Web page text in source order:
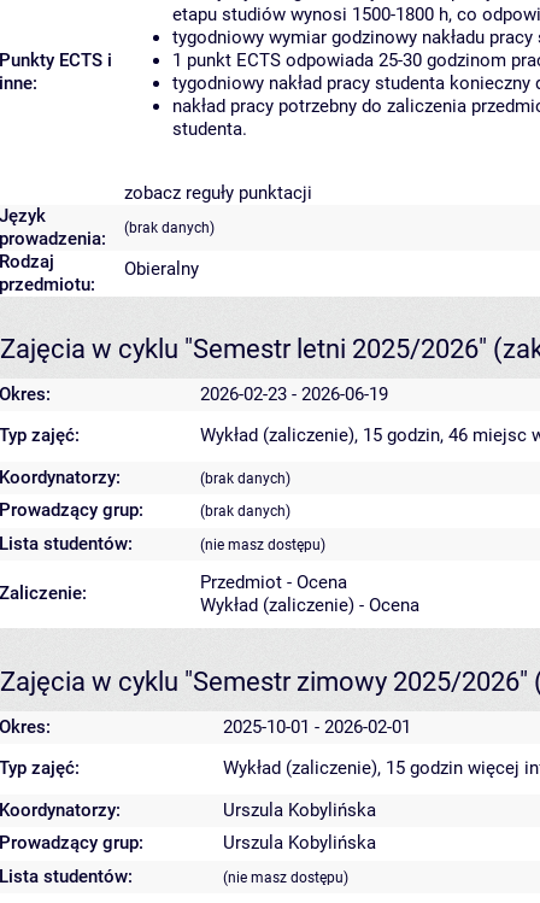
Punkty ECTS i
inne:
etapu studiów wynosi 1500-1800 h, co
tygodniowy wymiar godzinowy nakładu
1 punkt ECTS odpowiada 25-30 godzinom
tygodniowy nakład pracy studenta
nakład pracy potrzebny do zaliczenia
studenta.
zobacz reguły punktacji
Język
prowadzenia:
(brak danych)
Rodzaj
przedmiotu:
Obieralny
Zajęcia w cyklu "Semestr letni 2025/2026"
Okres:
2026-02-23 - 2026-06-19
Typ zajęć:
Wykład (zaliczenie), 15 godzin, 46 miejsc
Koordynatorzy:
(brak danych)
Prowadzący grup: (brak danych)
Lista studentów: (nie masz dostępu)
Zaliczenie:
Przedmiot - Ocena
Wykład (zaliczenie) - Ocena
Zajęcia w cyklu "Semestr zimowy 2025/2026"
Okres:
2025-10-01 - 2026-02-01
Typ zajęć:
Wykład (zaliczenie), 15 godzin więcej
Koordynatorzy:
Urszula Kobylińska
Prowadzący grup:
Urszula Kobylińska
Lista studentów:
(nie masz dostępu)